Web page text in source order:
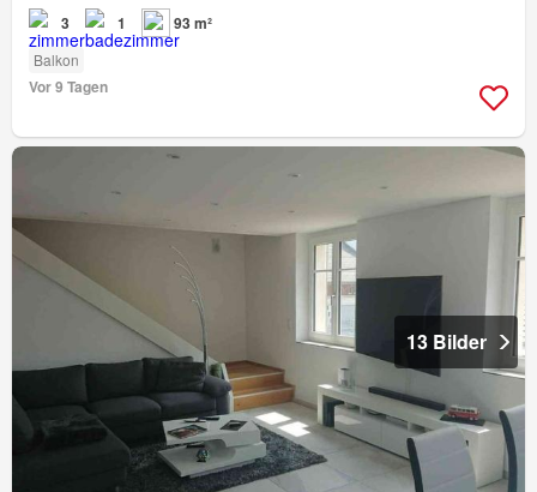
3 1 93 m²
Balkon
Vor 9 Tagen
13 Bilder